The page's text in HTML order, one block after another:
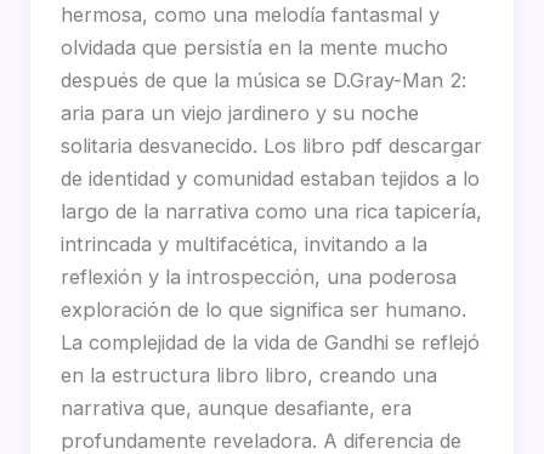
hermosa, como una melodía fantasmal y
olvidada que persistía en la mente mucho
después de que la música se D.Gray-Man 2:
aria para un viejo jardinero y su noche
solitaria desvanecido. Los libro pdf descargar
de identidad y comunidad estaban tejidos a lo
largo de la narrativa como una rica tapicería,
intrincada y multifacética, invitando a la
reflexión y la introspección, una poderosa
exploración de lo que significa ser humano.
La complejidad de la vida de Gandhi se reflejó
en la estructura libro libro, creando una
narrativa que, aunque desafiante, era
profundamente reveladora. A diferencia de